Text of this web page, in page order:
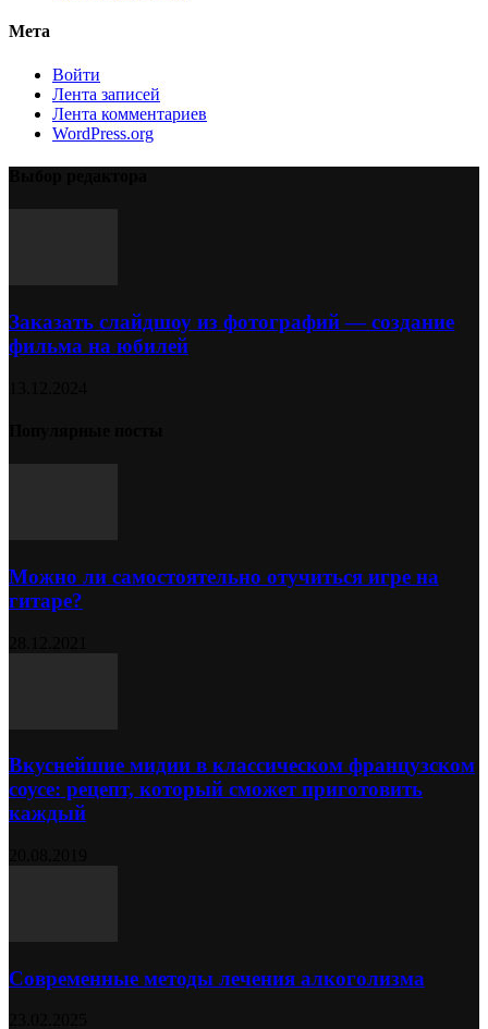
Мета
Войти
Лента записей
Лента комментариев
WordPress.org
Заказать слайдшоу из фотографий — создание
фильма на юбилей
Можно ли самостоятельно отучиться игре на
гитаре?
Вкуснейшие мидии в классическом французском
соусе: рецепт, который сможет приготовить
каждый
Современные методы лечения алкоголизма